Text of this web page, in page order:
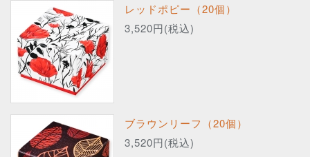
レッドポピー（20個）
3,520円(税込)
ブラウンリーフ（20個）
3,520円(税込)